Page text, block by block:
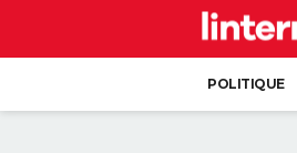
POLITIQUE